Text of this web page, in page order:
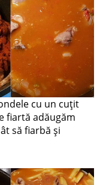
cu un cuțit
fiartă adăugăm
să fiarbă și